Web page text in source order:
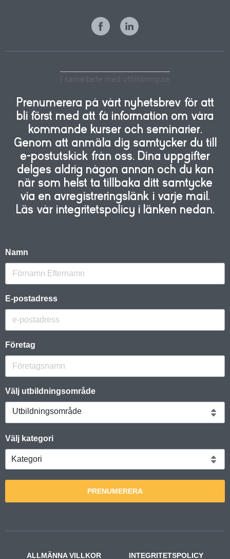
I samarbete med utbildning.se
Prenumerera på vårt nyhetsbrev för att
bli först med att få information om våra
kommande kurser och seminarier.
Genom att anmäla dig samtycker du till
e-postutskick från oss. Dina uppgifter
delges aldrig någon annan och du kan
när som helst ta tillbaka ditt samtycke
via en avregistreringslänk i varje mail.
Läs vår integritetspolicy i länken nedan.
Namn
E-postadress
Företag
Välj utbildningsområde
Utbildningsområde
Välj kategori
PRENUMERERA
ALLMÄNNA VILLKOR INTEGRITETSPOLICY